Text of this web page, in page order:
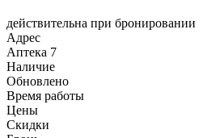
действительна при бронировании
Адрес
Аптека 7
Наличие
Обновлено
Время работы
Цены
Скидки